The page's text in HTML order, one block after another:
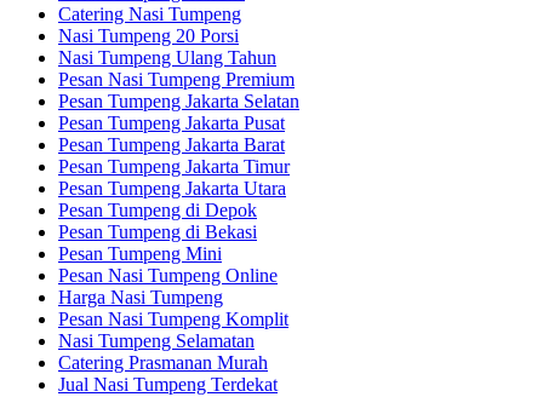
Catering Nasi Tumpeng
Nasi Tumpeng 20 Porsi
Nasi Tumpeng Ulang Tahun
Pesan Nasi Tumpeng Premium
Pesan Tumpeng Jakarta Selatan
Pesan Tumpeng Jakarta Pusat
Pesan Tumpeng Jakarta Barat
Pesan Tumpeng Jakarta Timur
Pesan Tumpeng Jakarta Utara
Pesan Tumpeng di Depok
Pesan Tumpeng di Bekasi
Pesan Tumpeng Mini
Pesan Nasi Tumpeng Online
Harga Nasi Tumpeng
Pesan Nasi Tumpeng Komplit
Nasi Tumpeng Selamatan
Catering Prasmanan Murah
Jual Nasi Tumpeng Terdekat